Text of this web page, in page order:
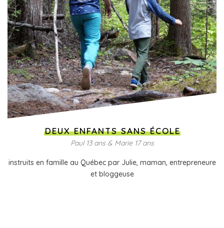
DEUX ENFANTS SANS ÉCOLE
Paul 13 ans & Marie 17 ans
instruits en famille au Québec par Julie, maman, entrepreneure
et bloggeuse